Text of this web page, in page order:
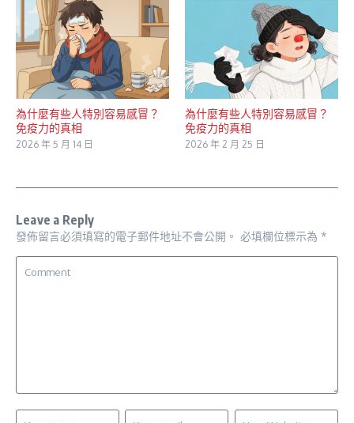
為什麼有些人特別容易感冒？
免疫力的真相
2026 年 5 月 14 日
為什麼有些人特別容易感冒？
免疫力的真相
2026 年 2 月 25 日
Leave a Reply
發佈留言必須填寫的電子郵件地址不會公開。 必填欄位標示為 *